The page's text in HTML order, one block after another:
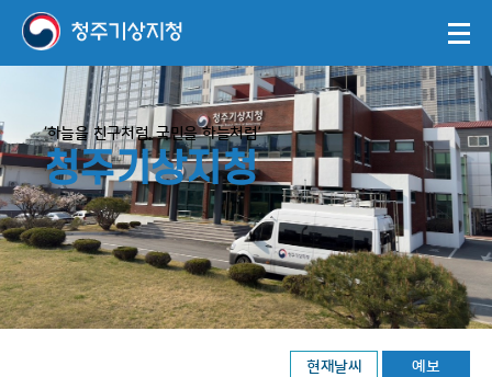
‘하늘을 친구처럼, 국민을 하늘처럼’
청주기상지청
현재날씨 예보